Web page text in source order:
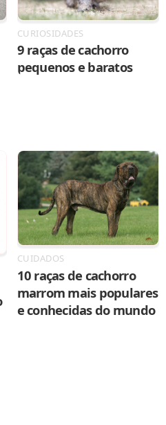
CURIOSIDADES
9 raças de cachorro
pequenos e baratos
CUIDADOS
10 raças de cachorro
marrom mais populares
e conhecidas do mundo